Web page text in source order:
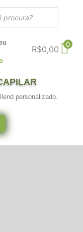
R$0,00 0
personalizado.